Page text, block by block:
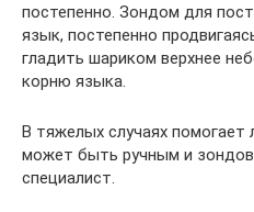
постепенно. Зондом для
язык, постепенно
гладить шариком верхнее
корню языка.
В тяжелых случаях помогает
может быть ручным и
специалист.